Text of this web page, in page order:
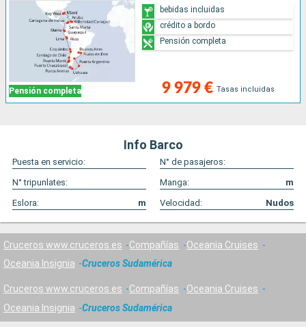
Pensión completa 9 979 € Tasas incluidas
bebidas incluidas
crédito a bordo
Pensión completa
Info Barco
Puesta en servicio:
N° de pasajeros:
N° tripunlates:
Manga:
m
Eslora:
m Velocidad: Nudos
Cruceros www.cruceros.es Compañías
Oceania Cruises
Oceania Insignia
Cruceros Sudamérica
Cruceros www.cruceros.es Compañías
Oceania Cruises
Oceania Insignia
Cruceros Sudamérica